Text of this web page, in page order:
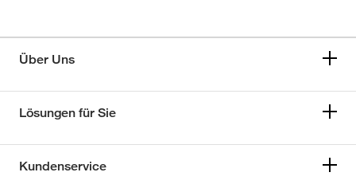
Über Uns
Lösungen für Sie
Kundenservice